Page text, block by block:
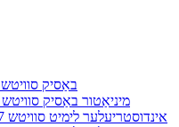
RZ באַסיק סוויטש
RV מיניאַטור באַסיק סוויטש
RL7 אינדוסטריעלער לימיט סוויטש